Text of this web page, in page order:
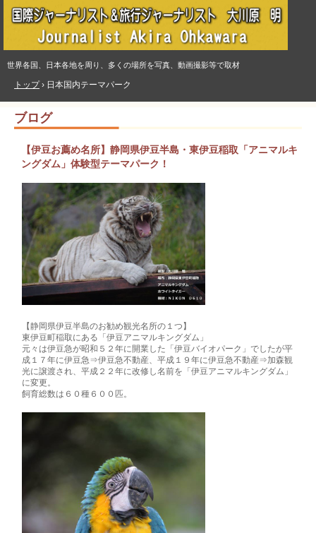
世界各国、日本各地を周り、多くの場所を写真、動画撮影等で取材
トップ› 日本国内テーマパーク
ブログ
【伊豆お薦め名所】静岡県伊豆半島・東伊豆稲取「アニマルキ
ングダム」体験型テーマパーク！
【静岡県伊豆半島のお勧め観光名所の１つ】
東伊豆町稲取にある「伊豆アニマルキングダム」
元々は伊豆急が昭和５２年に開業した「伊豆バイオパーク」でしたが平
成１７年に伊豆急⇒伊豆急不動産、平成１９年に伊豆急不動産⇒加森観
光に譲渡され、平成２２年に改修し名前を「伊豆アニマルキングダム」
に変更。
飼育総数は６０種６００匹。